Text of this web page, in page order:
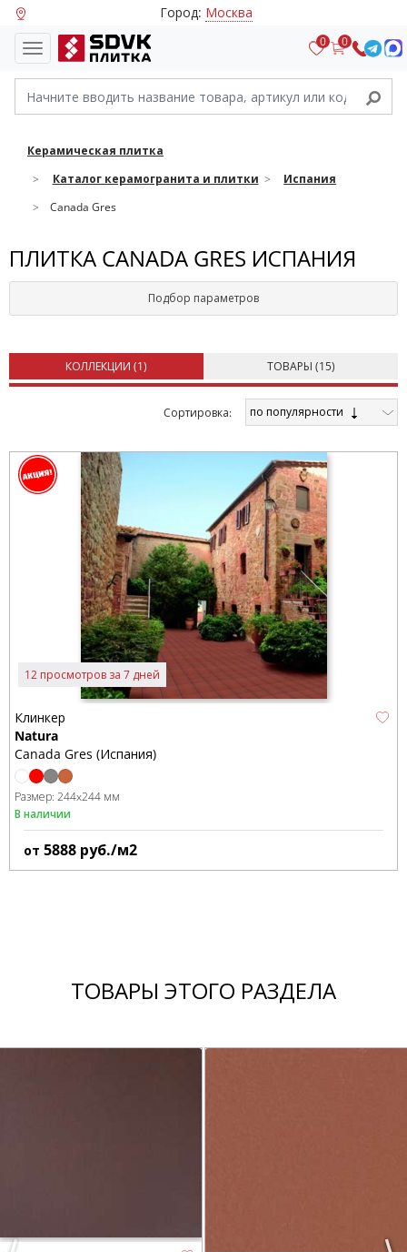
Город: Москва
0 0
Керамическая плитка
Каталог керамогранита и плитки
Испания
Canada Gres
ПЛИТКА CANADA GRES ИСПАНИЯ
Подбор параметров
КОЛЛЕКЦИИ (1) ТОВАРЫ (15)
Cортировка: по популярности
12 просмотров за 7 дней
Клинкер
Natura
Canada Gres (Испания)
Размер: 244x244 мм
В наличии
от 5888 руб./м2
ТОВАРЫ ЭТОГО РАЗДЕЛА